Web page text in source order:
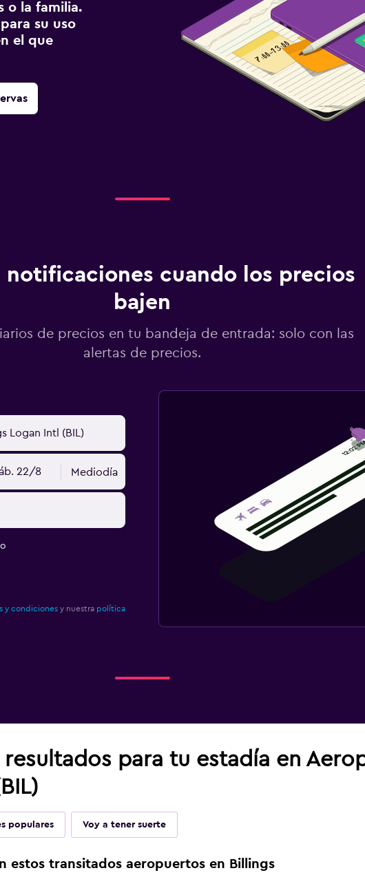
o la familia.
su uso
el que
notificaciones cuando los precios
bajen
de precios en tu bandeja de entrada: solo con las
alertas de precios.
22/8 Mediodía
y condicionesy nuestra política
resultados para tu estadía en
populares Voy a tener suerte
estos transitados aeropuertos en Billings